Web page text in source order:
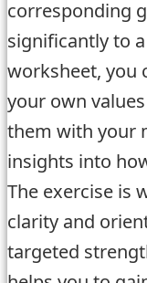
corresponding
significantly to
worksheet, you
your own
them with your
insights into
The exercise is
clarity and
targeted